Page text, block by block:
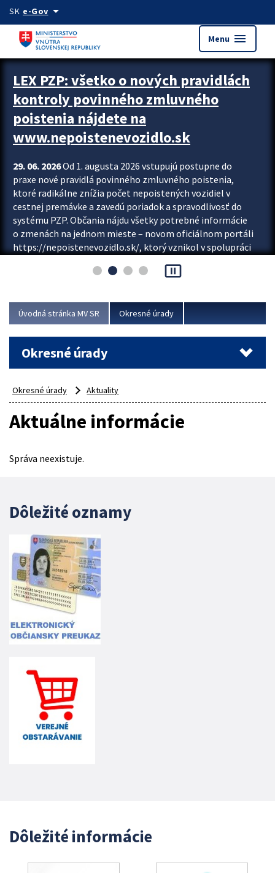
Preskocit na hlavný obsah
SK e-Govarrow_drop_down
Menu menu
Zastavit automatický posun upútavok
LEX PZP: všetko o nových pravidlách
kontroly povinného zmluvného
poistenia nájdete na
www.nepoistenevozidlo.sk
29. 06. 2026Od 1. augusta 2026 vstupujú postupne do
praxe nové pravidlá povinného zmluvného poistenia,
ktoré radikálne znížia počet nepoistených vozidiel v
cestnej premávke a zavedú poriadok a spravodlivosť do
systému PZP. Občania nájdu všetky potrebné informácie
o zmenách na jednom mieste – novom oficiálnom portáli
https://nepoistenevozidlo.sk/, ktorý vznikol v spolupráci
asociácie poisťovní (SLASPO) a Ministerstva vnútra SR.
Viac
pause_presentation
Úvodná stránka MV SR Okresné úrady
Okresné úrady
Okresné úrady Aktuality
Aktuálne informácie
Správa neexistuje.
Dôležité oznamy
Dôležité informácie